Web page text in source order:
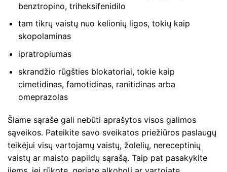
benztropino, triheksifenidilo
tam tikrų vaistų nuo kelionių ligos, tokių kaip
skopolaminas
ipratropiumas
skrandžio rūgšties blokatoriai, tokie kaip
cimetidinas, famotidinas, ranitidinas arba
omeprazolas
Šiame sąraše gali nebūti aprašytos visos galimos
sąveikos. Pateikite savo sveikatos priežiūros paslaugų
teikėjui visų vartojamų vaistų, žolelių, nereceptinių
vaistų ar maisto papildų sąrašą. Taip pat pasakykite